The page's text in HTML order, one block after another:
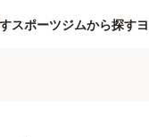
スポーツジムから探す